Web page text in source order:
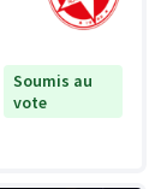
Soumis au
vote